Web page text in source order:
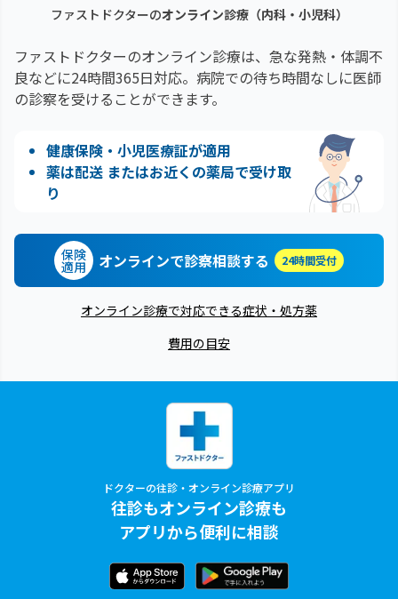
ファストドクターのオンライン診療（内科・小児科）
ファストドクターのオンライン診療は、急な発熱・体調不
良などに24時間365日対応。 病院での待ち時間なしに医師
の診察を受けることができます。
健康保険・小児医療証が適用
薬は配送 またはお近くの薬局で受け取
り
保険
適用 オンラインで診察相談する 24時間受付
オンライン診療で対応できる症状・処方薬
費用の目安
ドクターの往診・オンライン診療アプリ
往診もオンライン診療も
アプリから便利に相談